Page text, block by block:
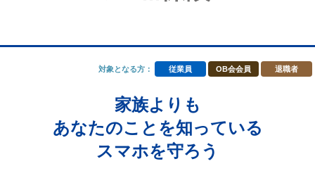
対象となる方： 従業員 OB会会員 退職者
家族よりも
あなたのことを知っている
スマホを守ろう